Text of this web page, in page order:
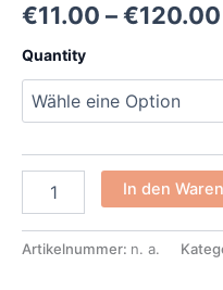
€11.00 –€120.00
Quantity
In den
Artikelnummer: n. a.